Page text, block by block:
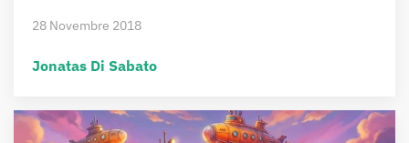
28 Novembre 2018
Jonatas Di Sabato